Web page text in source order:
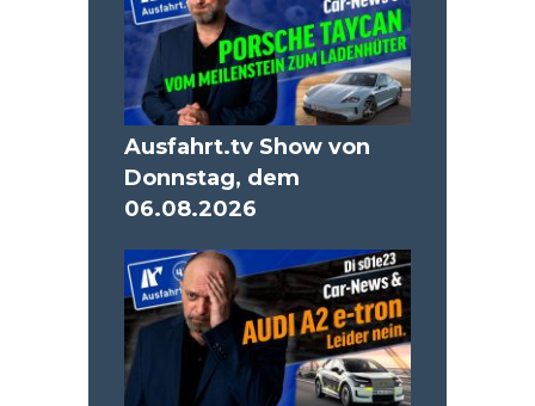
Ausfahrt.tv Show von
Donnstag, dem
06.08.2026